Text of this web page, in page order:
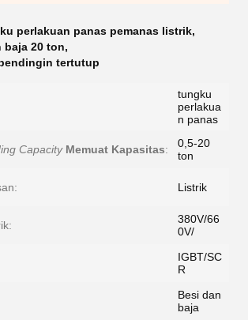
perlakuan panas pemanas listrik,
20 ton,
tertutup
tungku
perlakua
n panas
Capacity Memuat Kapasitas:
0,5-20
ton
Listrik
380V/66
0V/
IGBT/SC
R
Besi dan
baja